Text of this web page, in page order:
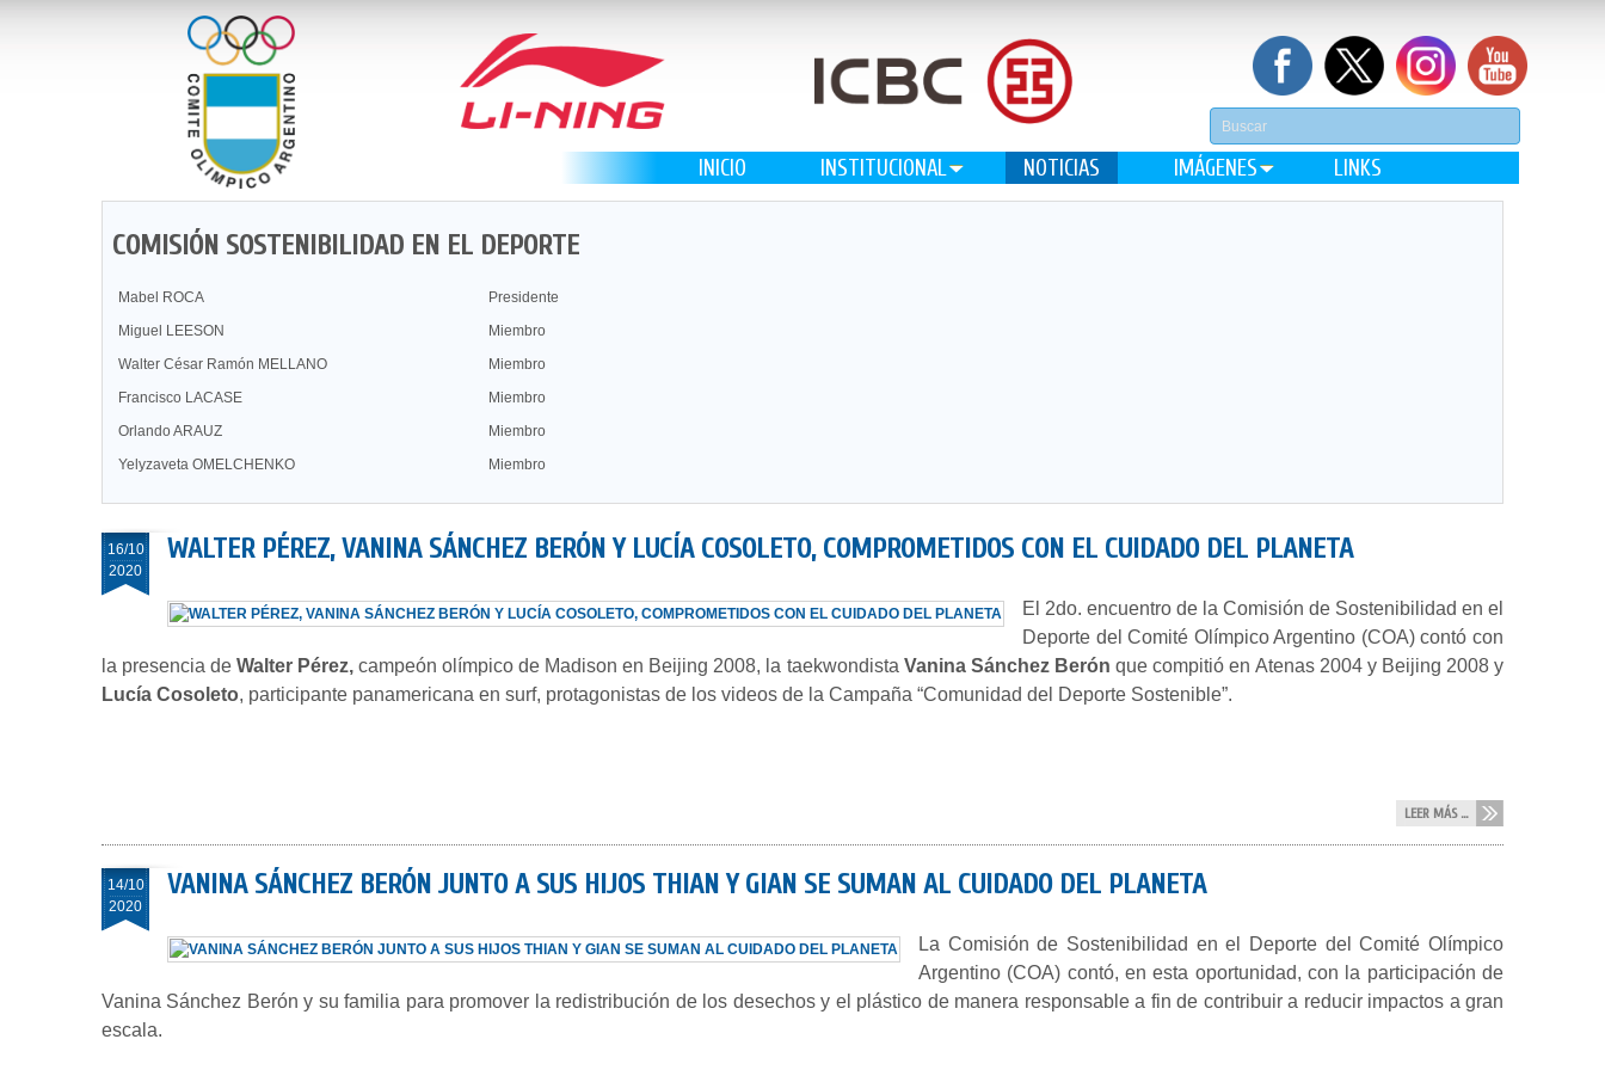
INICIO INSTITUCIONAL NOTICIAS IMÁGENES LINKS
COMISIÓN SOSTENIBILIDAD EN EL DEPORTE
Mabel ROCA
Presidente
Miguel LEESON
Miembro
Walter César Ramón MELLANO
Miembro
Francisco LACASE
Miembro
Orlando ARAUZ
Miembro
Yelyzaveta OMELCHENKO
Miembro
16/10
2020
WALTER PÉREZ, VANINA SÁNCHEZ BERÓN Y LUCÍA COSOLETO, COMPROMETIDOS CON EL CUIDADO DEL PLANETA
El 2do. encuentro de la Comisión de Sostenibilidad en el
Deporte del Comité Olímpico Argentino (COA) contó con
la presencia deWalter Pérez, campeón olímpico de Madison en Beijing 2008, la taekwondista Vanina Sánchez Berón que compitió en Atenas 2004 y Beijing 2008 y
Lucía Cosoleto, participante panamericana en surf, protagonistas de los videos de la Campaña “Comunidad del Deporte Sostenible”.
LEER MÁS ...
14/10
2020
VANINA SÁNCHEZ BERÓN JUNTO A SUS HIJOS THIAN Y GIAN SE SUMAN AL CUIDADO DEL PLANETA
La Comisión de Sostenibilidad en el Deporte del Comité Olímpico
Argentino (COA) contó, en esta oportunidad, con la participación de
Vanina Sánchez Berón y su familia para promover la redistribución de los desechos y el plástico de manera responsable a fin de contribuir a reducir impactos a gran
escala.